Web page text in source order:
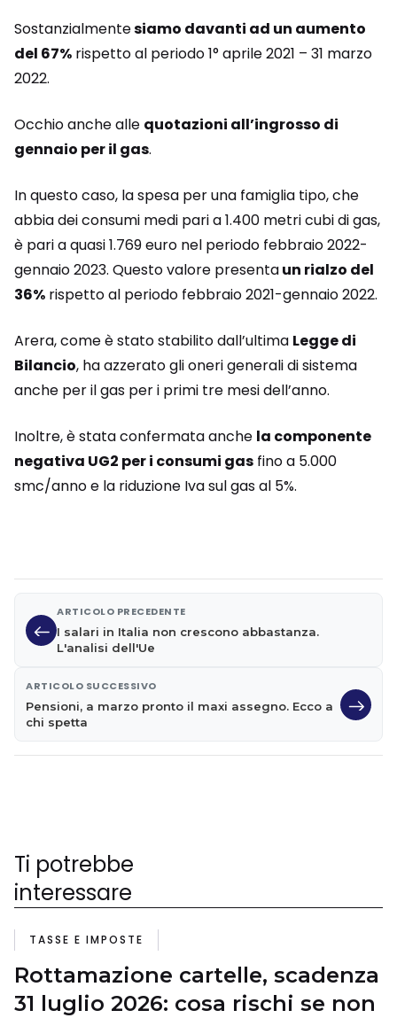
Sostanzialmentesiamo davanti ad un aumento
del 67% rispetto al periodo 1° aprile 2021 – 31 marzo
2022.
Occhio anche alle quotazioni all’ingrosso di
gennaio per il gas.
In questo caso, la spesa per una famiglia tipo, che
abbia dei consumi medi pari a 1.400 metri cubi di gas,
è pari a quasi 1.769 euro nel periodo febbraio 2022-
gennaio 2023. Questo valore presentaun rialzo del
36% rispetto al periodo febbraio 2021-gennaio 2022.
Arera, come è stato stabilito dall’ultima Legge di
Bilancio, ha azzerato gli oneri generali di sistema
anche per il gas per i primi tre mesi dell’anno.
Inoltre, è stata confermata anche la componente
negativa UG2 per i consumi gas fino a 5.000
smc/anno e la riduzione Iva sul gas al 5%.
ARTICOLO PRECEDENTE
I salari in Italia non crescono abbastanza.
L'analisi dell'Ue
ARTICOLO SUCCESSIVO
Pensioni, a marzo pronto il maxi assegno. Ecco a
chi spetta
Ti potrebbe
interessare
TASSE E IMPOSTE
Rottamazione cartelle, scadenza
31 luglio 2026: cosa rischi se non